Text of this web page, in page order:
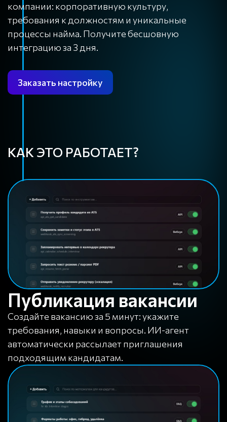
компании: корпоративную культуру,
требования к должностям и уникальные
процессы найма. Получите бесшовную
интеграцию за 3 дня.
Заказать настройку
КАК ЭТО РАБОТАЕТ?
Публикация вакансии
Создайте вакансию за 5 минут: укажите
требования, навыки и вопросы. ИИ-агент
автоматически рассылает приглашения
подходящим кандидатам.